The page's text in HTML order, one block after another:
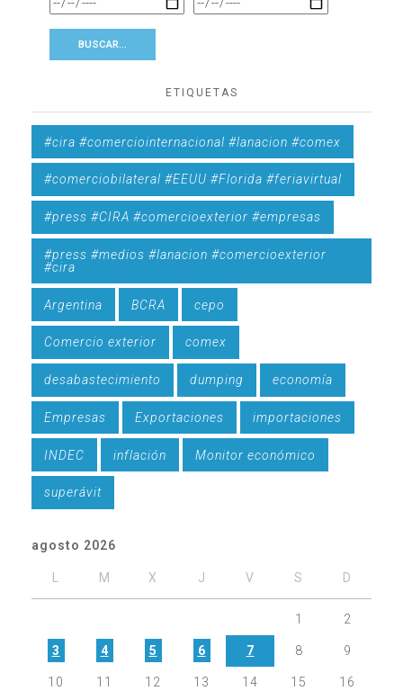
ETIQUETAS
#cira #comerciointernacional #lanacion #comex
#comerciobilateral #EEUU #Florida #feriavirtual
#press #CIRA #comercioexterior #empresas
#press #medios #lanacion #comercioexterior
#cira
Argentina BCRA cepo
Comercio exterior comex
desabastecimiento dumping economía
Empresas Exportaciones importaciones
INDEC inflación Monitor económico
superávit
agosto 2026
L M X J V S D
1 2
3 4 5 6 7 8 9
10 11 12 13 14 15 16